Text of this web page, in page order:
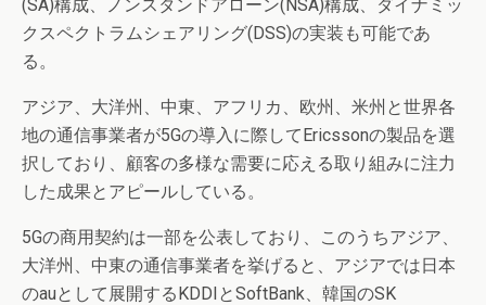
(SA)構成、ノンスタンドアローン(NSA)構成、ダイナミッ
クスペクトラムシェアリング(DSS)の実装も可能であ
る。
アジア、大洋州、中東、アフリカ、欧州、米州と世界各
地の通信事業者が5Gの導入に際してEricssonの製品を選
択しており、顧客の多様な需要に応える取り組みに注力
した成果とアピールしている。
5Gの商用契約は一部を公表しており、このうちアジア、
大洋州、中東の通信事業者を挙げると、アジアでは日本
のauとして展開するKDDIとSoftBank、韓国のSK